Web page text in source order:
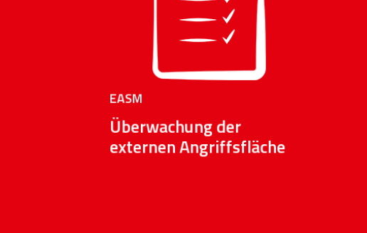
EASM
Überwachung der
externen Angriffsfläche
Mühelose Überwachung & Scan
Schwachstellen
Reporting
Handlungsempfehlungen
nach Risiko und Umsetzbarkeit